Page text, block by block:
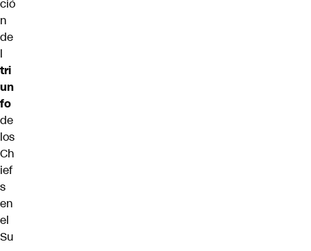
ció
n
de
l
tri
un
fo
de
los
Ch
ief
s
en
el
Su